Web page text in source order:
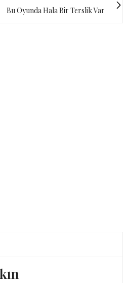
Bu Oyunda Hala Bir Terslik Var